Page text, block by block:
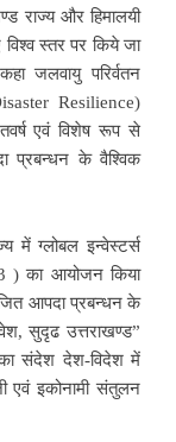
राज्य और हिमालयी
स्तर पर किये जा
जलवायु परिर्वतन
Resilience)
एवं विशेष रूप से
प्रबन्धन के वैश्विक
में ग्लोबल इन्वेस्टर्स
) का आयोजन किया
आपदा प्रबन्धन के
सुदृढ उत्तराखण्ड”
संदेश देश-विदेश में
एवं इकोनामी संतुलन